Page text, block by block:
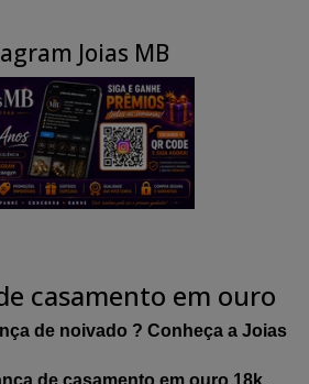
Joias MB
casamento em ouro
de noivado ? Conheça a Joias
de casamento em ouro 18k.